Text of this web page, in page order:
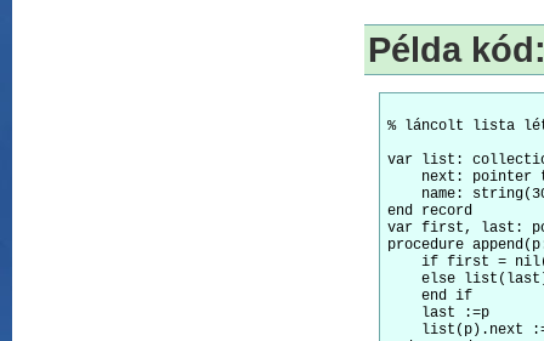
Példa
% láncolt lista
var list:
next: pointer
name:
end record
var first, last:
procedure
if first =
else
    end if
    last :=p
list(p).next